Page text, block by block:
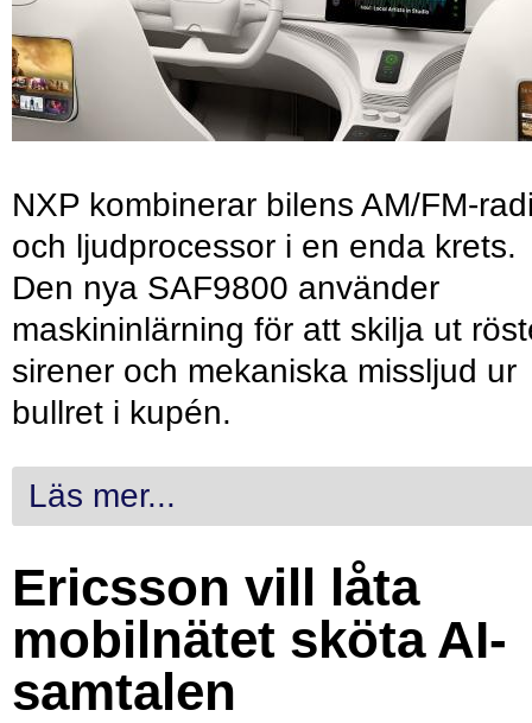
NXP kombinerar bilens AM/FM-
och ljudprocessor i en enda krets.
Den nya SAF9800 använder
maskininlärning för att skilja ut
sirener och mekaniska missljud ur
bullret i kupén.
Läs mer...
Ericsson vill låta
mobilnätet sköta AI-
samtalen